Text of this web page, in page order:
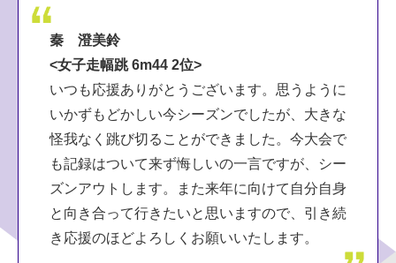
秦 澄美鈴
<女子走幅跳 6m44 2位>
いつも応援ありがとうございます。思うように
いかずもどかしい今シーズンでしたが、大きな
怪我なく跳び切ることができました。今大会で
も記録はついて来ず悔しいの一言ですが、シー
ズンアウトします。また来年に向けて自分自身
と向き合って行きたいと思いますので、引き続
き応援のほどよろしくお願いいたします。